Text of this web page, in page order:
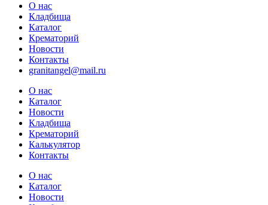
О нас
Кладбища
Каталог
Крематорий
Новости
Контакты
granitangel@mail.ru
О нас
Каталог
Новости
Кладбища
Крематорий
Калькулятор
Контакты
О нас
Каталог
Новости